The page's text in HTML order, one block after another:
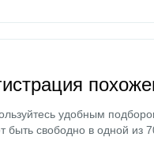
удобным
быть свободно в одной из